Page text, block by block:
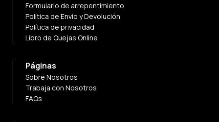
Formulario de arrepentimiento
Política de Envío y Devolución
Política de privacidad
Libro de Quejas Online
Páginas
Sobre Nosotros
Trabaja con Nosotros
FAQs